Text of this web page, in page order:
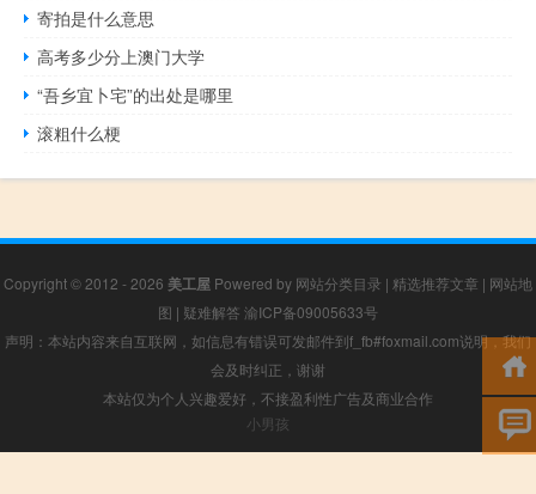
寄拍是什么意思
高考多少分上澳门大学
“吾乡宜卜宅”的出处是哪里
滚粗什么梗
Copyright © 2012 - 2026 美工屋 Powered by 网站分类目录 | 精选推荐文章 | 网站地
图 | 疑难解答 渝ICP备09005633号
声明：本站内容来自互联网，如信息有错误可发邮件到f_fb#foxmail.com说明，我们
会及时纠正，谢谢
本站仅为个人兴趣爱好，不接盈利性广告及商业合作
小男孩